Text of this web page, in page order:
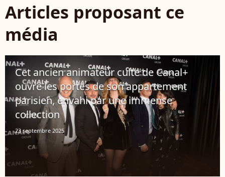
Articles proposant ce
média
Cet ancien animateur culte de Canal+
ouvre les portes de son appartement
parisien, envahi par une immense
collection
23 septembre 2025